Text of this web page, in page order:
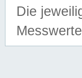
Die